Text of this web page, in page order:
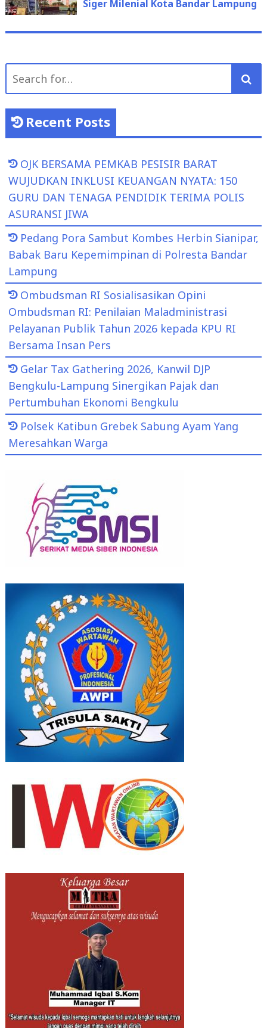
Siger Milenial Kota Bandar Lampung
Search
Recent Posts
OJK BERSAMA PEMKAB PESISIR BARAT
WUJUDKAN INKLUSI KEUANGAN NYATA: 150
GURU DAN TENAGA PENDIDIK TERIMA POLIS
ASURANSI JIWA
Pedang Pora Sambut Kombes Herbin Sianipar,
Babak Baru Kepemimpinan di Polresta Bandar
Lampung
Ombudsman RI Sosialisasikan Opini
Ombudsman RI: Penilaian Maladministrasi
Pelayanan Publik Tahun 2026 kepada KPU RI
Bersama Insan Pers
Gelar Tax Gathering 2026, Kanwil DJP
Bengkulu-Lampung Sinergikan Pajak dan
Pertumbuhan Ekonomi Bengkulu
Polsek Katibun Grebek Sabung Ayam Yang
Meresahkan Warga